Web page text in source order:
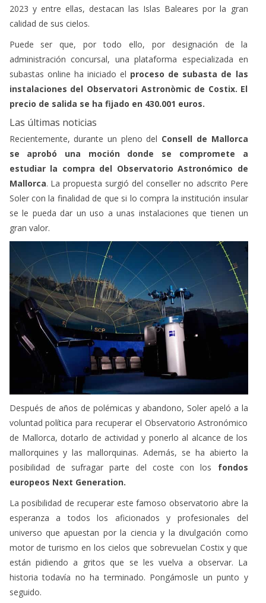
2023 y entre ellas, destacan las Islas Baleares por la gran
calidad de sus cielos.
Puede ser que, por todo ello, por designación de la
administración concursal, una plataforma especializada en
subastas online ha iniciado el proceso de subasta de las
instalaciones del Observatori Astronòmic de Costix. El
precio de salida se ha fijado en 430.001 euros.
Las últimas noticias
Recientemente, durante un pleno del Consell de Mallorca
se aprobó una moción donde se compromete a
estudiar la compra del Observatorio Astronómico de
Mallorca. La propuesta surgió del conseller no adscrito Pere
Soler con la finalidad de que si lo compra la institución insular
se le pueda dar un uso a unas instalaciones que tienen un
gran valor.
Después de años de polémicas y abandono, Soler apeló a la
voluntad política para recuperar el Observatorio Astronómico
de Mallorca, dotarlo de actividad y ponerlo al alcance de los
mallorquines y las mallorquinas. Además, se ha abierto la
posibilidad de sufragar parte del coste con los fondos
europeos Next Generation.
La posibilidad de recuperar este famoso observatorio abre la
esperanza a todos los aficionados y profesionales del
universo que apuestan por la ciencia y la divulgación como
motor de turismo en los cielos que sobrevuelan Costix y que
están pidiendo a gritos que se les vuelva a observar. La
historia todavía no ha terminado. Pongámosle un punto y
seguido.